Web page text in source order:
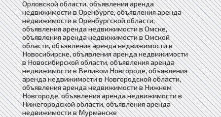
Орловской области, объявления аренда
недвижимости в Оренбурге, объявления аренда
недвижимости в Оренбургской области,
объявления аренда недвижимости в Омске,
объявления аренда недвижимости в Омской
области, объявления аренда недвижимости в
Новосибирске, объявления аренда недвижимости
в Новосибирской области, объявления аренда
недвижимости в Великом Новгороде, объявления
аренда недвижимости в Новгородской области,
объявления аренда недвижимости в Нижнем
Новгороде, объявления аренда недвижимости в
Нижегородской области, объявления аренда
недвижимости в Мурманске